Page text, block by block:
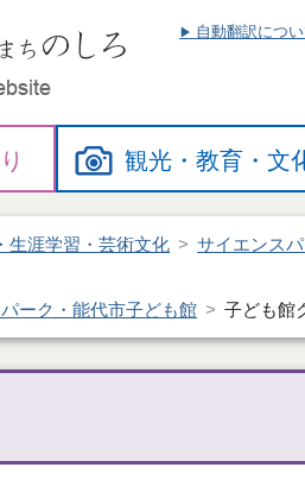
自動翻訳につ
観光・教育・文
生涯学習・芸術文化 サイエンス
ーク・能代市子ども館 子ども館